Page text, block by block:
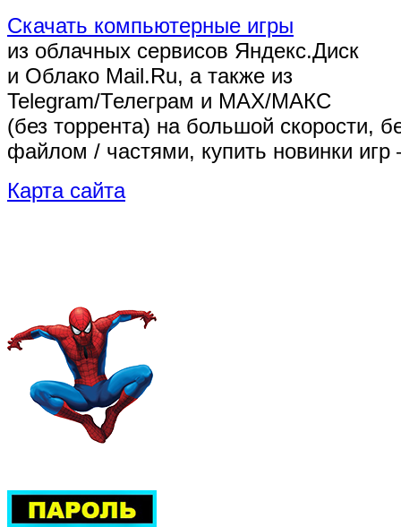
Скачать компьютерные игры
из облачных сервисов Яндекс.Диск
и Облако Mail.Ru, а также из
Telegram/Телеграм и MAX/МАКС
(без торрента) на большой скорости,
файлом / частями, купить новинки
Карта сайта